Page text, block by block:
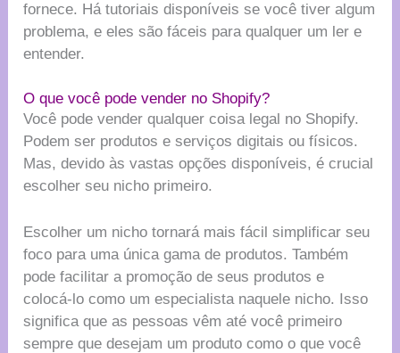
fornece. Há tutoriais disponíveis se você tiver algum
problema, e eles são fáceis para qualquer um ler e
entender.
O que você pode vender no Shopify?
Você pode vender qualquer coisa legal no Shopify.
Podem ser produtos e serviços digitais ou físicos.
Mas, devido às vastas opções disponíveis, é crucial
escolher seu nicho primeiro.
Escolher um nicho tornará mais fácil simplificar seu
foco para uma única gama de produtos. Também
pode facilitar a promoção de seus produtos e
colocá-lo como um especialista naquele nicho. Isso
significa que as pessoas vêm até você primeiro
sempre que desejam um produto como o que você